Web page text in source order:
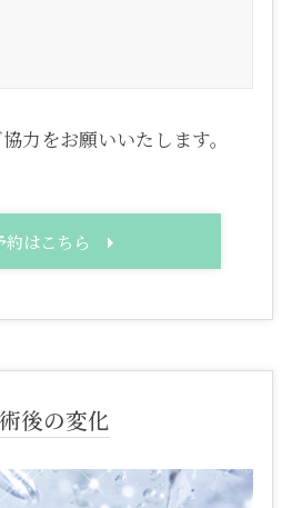
力をお願いいたします。
約はこちら
後の変化